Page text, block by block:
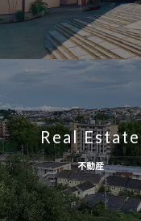
Real Estate
不動産